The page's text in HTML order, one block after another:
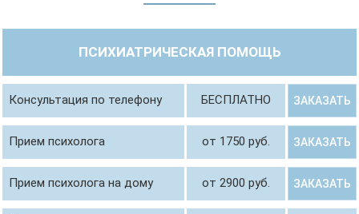
ПСИХИАТРИЧЕСКАЯ ПОМОЩЬ
Консультация по телефону БЕСПЛАТНО ЗАКАЗАТЬ
Прием психолога от 1750 руб. ЗАКАЗАТЬ
Прием психолога на дому от 2900 руб. ЗАКАЗАТЬ